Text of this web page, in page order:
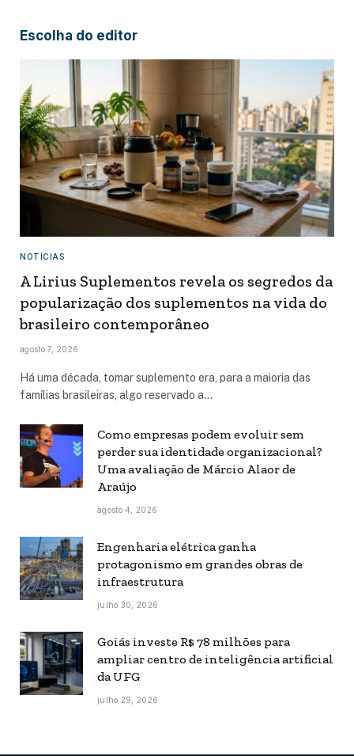
Escolha do editor
NOTÍCIAS
A Lirius Suplementos revela os segredos da
popularização dos suplementos na vida do
brasileiro contemporâneo
agosto 7, 2026
Há uma década, tomar suplemento era, para a maioria das
famílias brasileiras, algo reservado a…
Como empresas podem evoluir sem
perder sua identidade organizacional?
Uma avaliação de Márcio Alaor de
Araújo
agosto 4, 2026
Engenharia elétrica ganha
protagonismo em grandes obras de
infraestrutura
julho 30, 2026
Goiás investe R$ 78 milhões para
ampliar centro de inteligência artificial
da UFG
julho 29, 2026